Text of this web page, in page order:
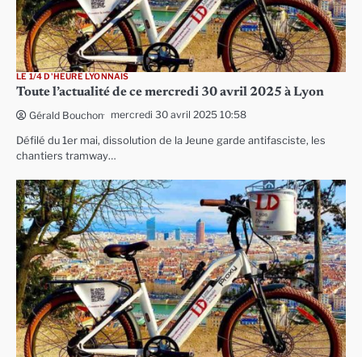
LE 1/4 D'HEURE LYONNAIS
Toute l’actualité de ce mercredi 30 avril 2025 à Lyon
Gérald Bouchon mercredi 30 avril 2025 10:58
Défilé du 1er mai, dissolution de la Jeune garde antifasciste, les
chantiers tramway…